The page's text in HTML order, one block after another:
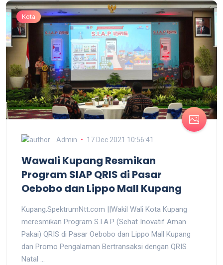
Kota
Admin 17 Dec 2021 10:56:41
Wawali Kupang Resmikan
Program SIAP QRIS di Pasar
Oebobo dan Lippo Mall Kupang
Kupang.SpektrumNtt.com ||Wakil Wali Kota Kupang
meresmikan Program S.I.A.P (Sehat Inovatif Aman
Pakai) QRIS di Pasar Oebobo dan Lippo Mall Kupang
dan Promo Pengalaman Bertransaksi dengan QRIS
Natal ...